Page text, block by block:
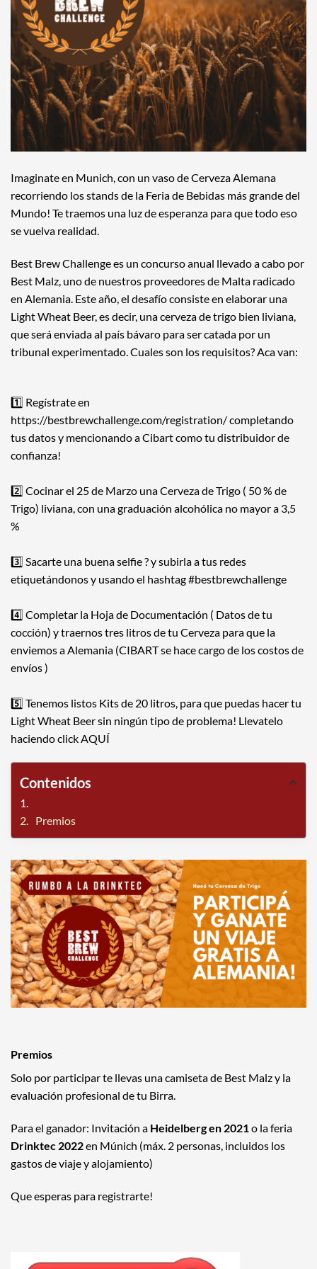
Imaginate en Munich, con un vaso de Cerveza Alemana
recorriendo los stands de la Feria de Bebidas más grande del
Mundo! Te traemos una luz de esperanza para que todo eso
se vuelva realidad.
Best Brew Challenge es un concurso anual llevado a cabo por
Best Malz, uno de nuestros proveedores de Malta radicado
en Alemania. Este año, el desafío consiste en elaborar una
Light Wheat Beer, es decir, una cerveza de trigo bien liviana,
que será enviada al país bávaro para ser catada por un
tribunal experimentado. Cuales son los requisitos? Aca van:
1️⃣ Regístrate en
https://bestbrewchallenge.com/registration/completando
tus datos y mencionando a Cibart como tu distribuidor de
confianza!
2️⃣ Cocinar el 25 de Marzo una Cerveza de Trigo ( 50 % de
Trigo) liviana, con una graduación alcohólica no mayor a 3,5
%
3️⃣ Sacarte una buena selfie ? y subirla a tus redes
etiquetándonos y usando el hashtag#bestbrewchallenge
4️⃣ Completar la Hoja de Documentación ( Datos de tu
cocción) y traernos tres litros de tu Cerveza para que la
enviemos a Alemania (CIBART se hace cargo de los costos de
envíos )
5️⃣ Tenemos listos Kits de 20 litros, para que puedas hacer tu
Light Wheat Beer sin ningún tipo de problema! Llevatelo
haciendo clickAQUÍ
Contenidos
Premios
Premios
Solo por participar te llevas una camiseta de Best Malz y la
evaluación profesional de tu Birra.
Para el ganador: Invitación a Heidelberg en 2021o la feria
Drinktec 2022en Múnich (máx. 2 personas, incluidos los
gastos de viaje y alojamiento)
Que esperas para registrarte!